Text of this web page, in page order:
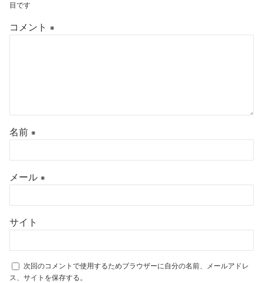
目です
コメント ※
名前 ※
メール ※
サイト
次回のコメントで使用するためブラウザーに自分の名前、メールアドレ
ス、サイトを保存する。